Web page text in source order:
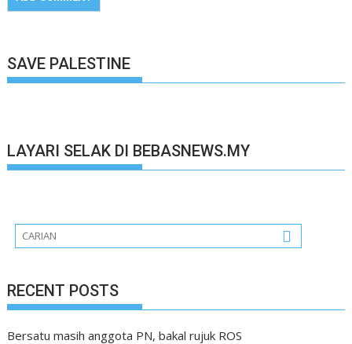
SAVE PALESTINE
LAYARI SELAK DI BEBASNEWS.MY
RECENT POSTS
Bersatu masih anggota PN, bakal rujuk ROS